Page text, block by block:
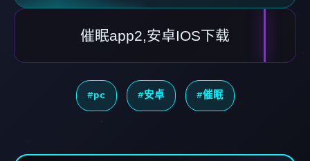
催眠app2,安卓IOS下载
#pc #安卓 #催眠